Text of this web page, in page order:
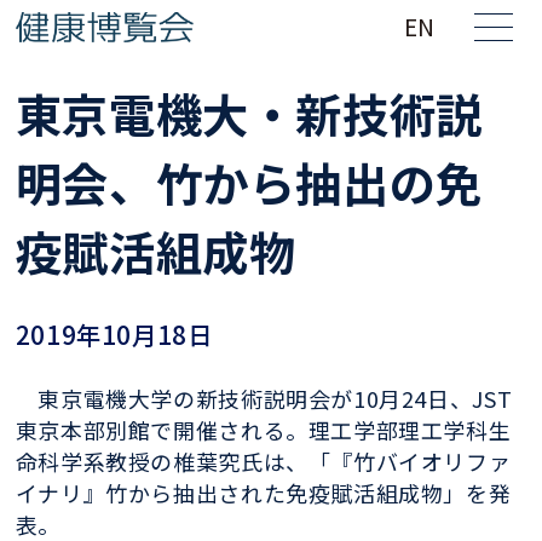
EN
東京電機大・新技術説
明会、竹から抽出の免
疫賦活組成物
2019年10月18日
東京電機大学の新技術説明会が10月24日、JST
東京本部別館で開催される。理工学部理工学科生
命科学系教授の椎葉究氏は、「『竹バイオリファ
イナリ』竹から抽出された免疫賦活組成物」を発
表。